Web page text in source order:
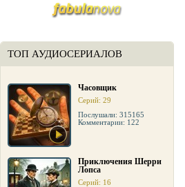
ТОП АУДИОСЕРИАЛОВ
Часовщик
Серий: 29
Послушали: 315165
Комментарии: 122
Приключения Шерри
Лопса
Серий: 16